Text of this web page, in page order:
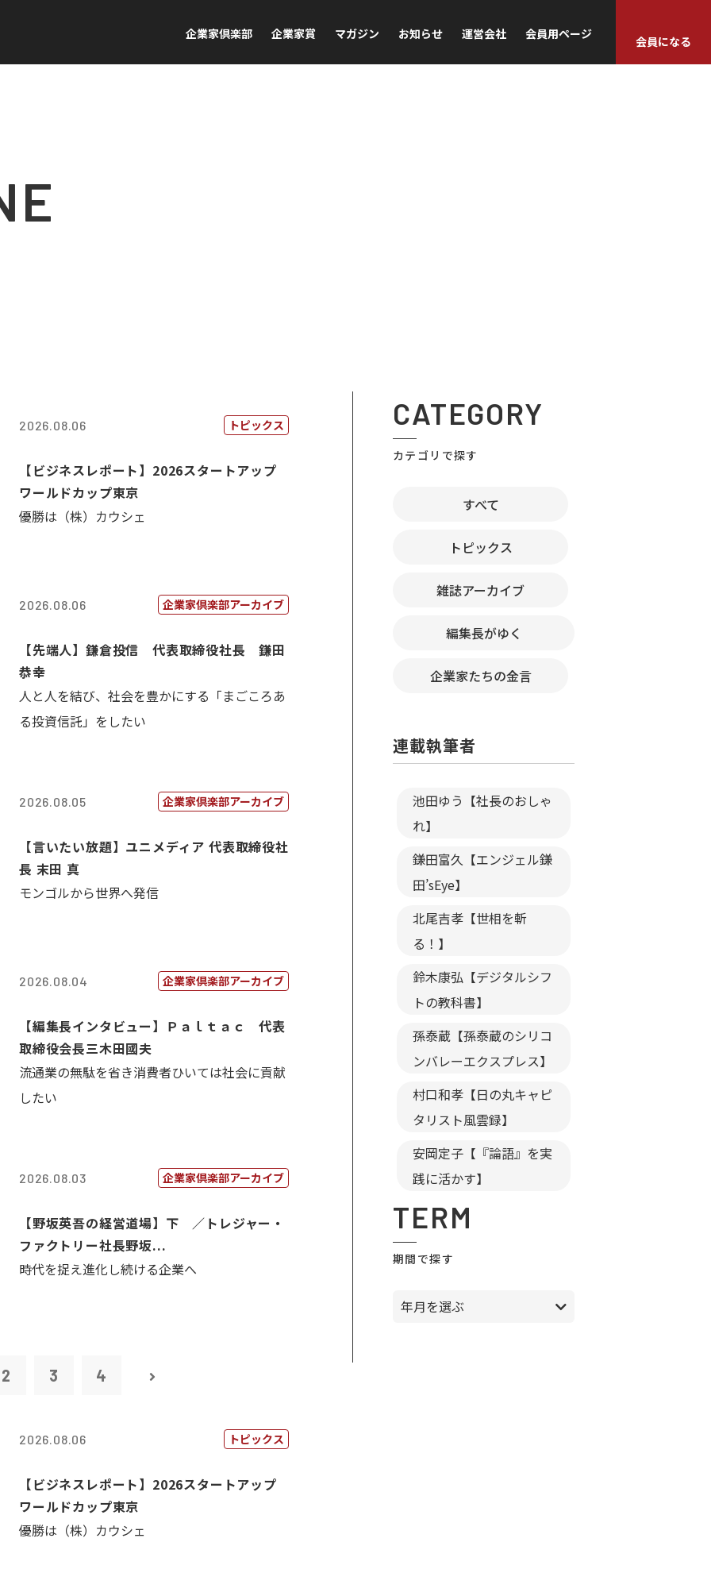
企業家倶楽部 企業家賞 マガジン お知らせ 運営会社 会員用ページ
会員になる
2026.08.06 トピックス
【ビジネスレポート】2026スタートアップ
ワールドカップ東京
優勝は（株）カウシェ
2026.08.06 企業家倶楽部アーカイブ
【先端人】鎌倉投信 代表取締役社長 鎌田
恭幸
人と人を結び、社会を豊かにする「まごころあ
る投資信託」をしたい
2026.08.05 企業家倶楽部アーカイブ
【言いたい放題】ユニメディア 代表取締役社
長 末田 真
モンゴルから世界へ発信
2026.08.04 企業家倶楽部アーカイブ
【編集長インタビュー】Ｐａｌｔａｃ 代表
取締役会長三木田國夫
流通業の無駄を省き消費者ひいては社会に貢献
したい
2026.08.03 企業家倶楽部アーカイブ
【野坂英吾の経営道場】下 ／トレジャー・
ファクトリー社長野坂...
時代を捉え進化し続ける企業へ
2 3 4
2026.08.06 トピックス
【ビジネスレポート】2026スタートアップ
ワールドカップ東京
優勝は（株）カウシェ
CATEGORY
カテゴリで探す
すべて
トピックス
雑誌アーカイブ
編集長がゆく
企業家たちの金言
連載執筆者
池田ゆう【社長のおしゃ
れ】
鎌田富久【エンジェル鎌
田’sEye】
北尾吉孝【世相を斬
る！】
鈴木康弘【デジタルシフ
トの教科書】
孫泰蔵【孫泰蔵のシリコ
ンバレーエクスプレス】
村口和孝【日の丸キャピ
タリスト風雲録】
安岡定子【『論語』を実
践に活かす】
TERM
期間で探す
年月を選ぶ